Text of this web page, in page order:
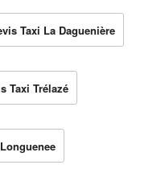
Taxi La Daguenière
Taxi Trélazé